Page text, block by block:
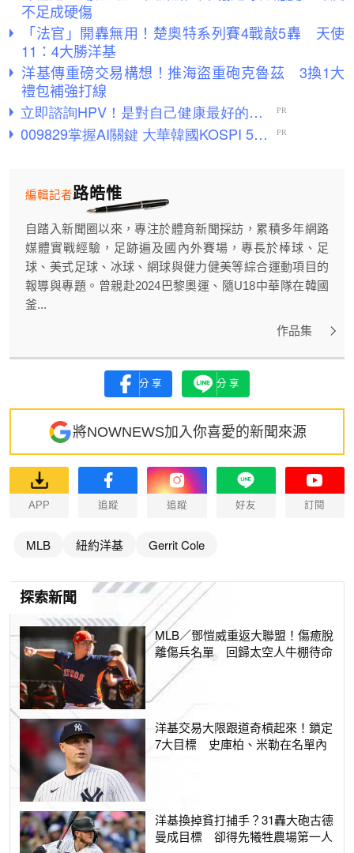
不足成硬傷
「法官」開轟無用！楚奧特系列賽4戰敲5轟 天使
11：4大勝洋基
洋基傳重磅交易構想！推海盜重砲克魯茲 3換1大
禮包補強打線
路皓惟
編輯記者
自踏入新聞圈以來，專注於體育新聞採訪，累積多年網路
媒體實戰經驗，足跡遍及國內外賽場，專長於棒球、足
球、美式足球、冰球、網球與健力健美等綜合運動項目的
報導與專題。曾親赴2024巴黎奧運、隨U18中華隊在韓國
釜...
作品集
分享 分享
將NOWNEWS加入你喜愛的新聞來源
APP 追蹤 追蹤 好友 訂閱
MLB 紐約洋基 Gerrit Cole
探索新聞
MLB／鄧愷威重返大聯盟！傷癒脫
離傷兵名單 回歸太空人牛棚待命
洋基交易大限跟道奇槓起來！鎖定
7大目標 史庫柏、米勒在名單內
洋基換掉貧打捕手？31轟大砲古德
曼成目標 卻得先犧牲農場第一人